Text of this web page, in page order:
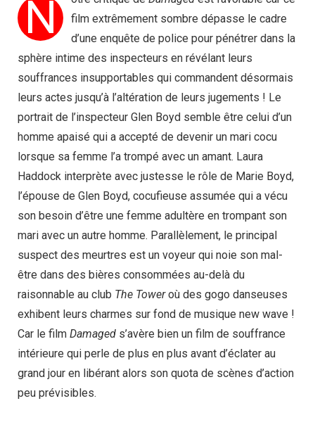
N
film extrêmement sombre dépasse le cadre
d’une enquête de police pour pénétrer dans la
sphère intime des inspecteurs en révélant leurs
souffrances insupportables qui commandent désormais
leurs actes jusqu’à l’altération de leurs jugements ! Le
portrait de l’inspecteur Glen Boyd semble être celui d’un
homme apaisé qui a accepté de devenir un mari cocu
lorsque sa femme l’a trompé avec un amant. Laura
Haddock interprète avec justesse le rôle de Marie Boyd,
l’épouse de Glen Boyd, cocufieuse assumée qui a vécu
son besoin d’être une femme adultère en trompant son
mari avec un autre homme. Parallèlement, le principal
suspect des meurtres est un voyeur qui noie son mal-
être dans des bières consommées au-delà du
raisonnable au club The Toweroù des gogo danseuses
exhibent leurs charmes sur fond de musique new wave !
Car le film Damaged s’avère bien un film de souffrance
intérieure qui perle de plus en plus avant d’éclater au
grand jour en libérant alors son quota de scènes d’action
peu prévisibles.